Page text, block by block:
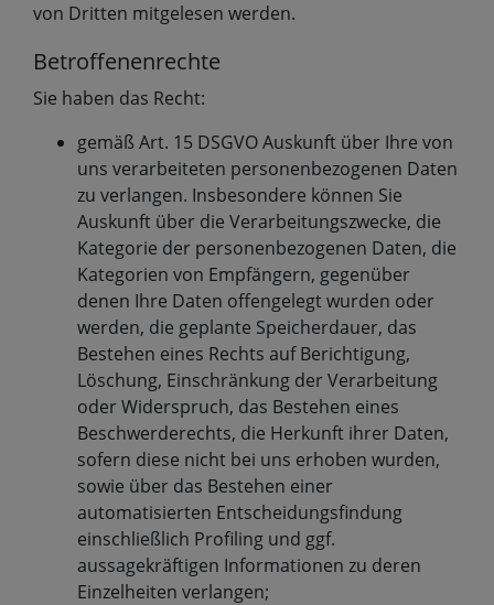
von Dritten mitgelesen werden.
Betroffenenrechte
Sie haben das Recht:
gemäß Art. 15 DSGVO Auskunft über Ihre von
uns verarbeiteten personenbezogenen Daten
zu verlangen. Insbesondere können Sie
Auskunft über die Verarbeitungszwecke, die
Kategorie der personenbezogenen Daten, die
Kategorien von Empfängern, gegenüber
denen Ihre Daten offengelegt wurden oder
werden, die geplante Speicherdauer, das
Bestehen eines Rechts auf Berichtigung,
Löschung, Einschränkung der Verarbeitung
oder Widerspruch, das Bestehen eines
Beschwerderechts, die Herkunft ihrer Daten,
sofern diese nicht bei uns erhoben wurden,
sowie über das Bestehen einer
automatisierten Entscheidungsfindung
einschließlich Profiling und ggf.
aussagekräftigen Informationen zu deren
Einzelheiten verlangen;